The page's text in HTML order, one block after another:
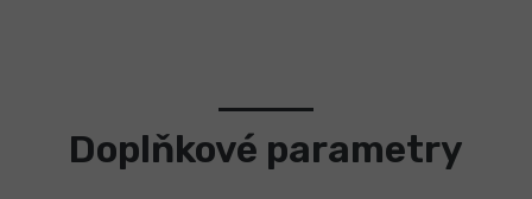
Doplňkové parametry